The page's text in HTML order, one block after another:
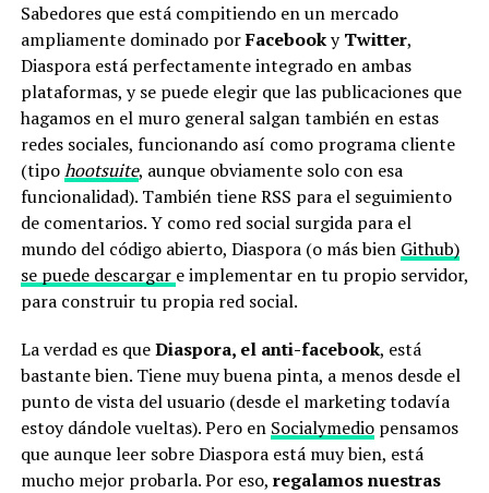
Sabedores que está compitiendo en un mercado
ampliamente dominado porFacebookyTwitter,
Diaspora está perfectamente integrado en ambas
plataformas, y se puede elegir que las publicaciones que
hagamos en el muro general salgan también en estas
redes sociales, funcionando así como programa cliente
(tipohootsuite, aunque obviamente solo con esa
funcionalidad). También tiene RSS para el seguimiento
de comentarios. Y como red social surgida para el
mundo del código abierto, Diaspora (o más bien Github)
se puede descargar e implementar en tu propio servidor,
para construir tu propia red social.
La verdad es queDiaspora, el anti-facebook, está
bastante bien. Tiene muy buena pinta, a menos desde el
punto de vista del usuario (desde el marketing todavía
estoy dándole vueltas). Pero en Socialymediopensamos
que aunque leer sobre Diaspora está muy bien, está
mucho mejor probarla. Por eso, regalamos nuestras